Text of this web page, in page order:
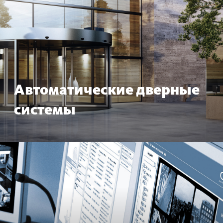
Автом­ат­ические дверные
сис­темы